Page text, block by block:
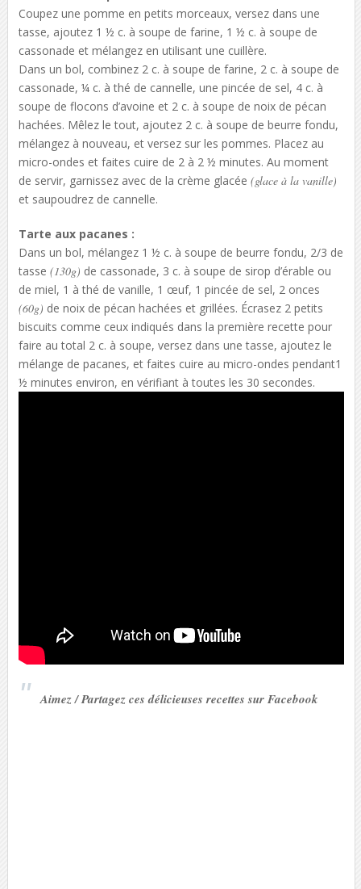
Coupez une pomme en petits morceaux, versez dans une
tasse, ajoutez 1 ½ c. à soupe de farine, 1 ½ c. à soupe de
cassonade et mélangez en utilisant une cuillère.
Dans un bol, combinez 2 c. à soupe de farine, 2 c. à soupe de
cassonade, ¼ c. à thé de cannelle, une pincée de sel, 4 c. à
soupe de flocons d’avoine et 2 c. à soupe de noix de pécan
hachées. Mêlez le tout, ajoutez 2 c. à soupe de beurre fondu,
mélangez à nouveau, et versez sur les pommes. Placez au
micro-ondes et faites cuire de 2 à 2 ½ minutes. Au moment
de servir, garnissez avec de la crème glacée (glace à la vanille)
et saupoudrez de cannelle.
Tarte aux pacanes :
Dans un bol, mélangez 1 ½ c. à soupe de beurre fondu, 2/3 de
tasse (130g) de cassonade, 3 c. à soupe de sirop d’érable ou
de miel, 1 à thé de vanille, 1 œuf, 1 pincée de sel, 2 onces
(60g) de noix de pécan hachées et grillées. Écrasez 2 petits
biscuits comme ceux indiqués dans la première recette pour
faire au total 2 c. à soupe, versez dans une tasse, ajoutez le
mélange de pacanes, et faites cuire au micro-ondes pendant1
½ minutes environ, en vérifiant à toutes les 30 secondes.
Aimez / Partagez ces délicieuses recettes sur Facebook